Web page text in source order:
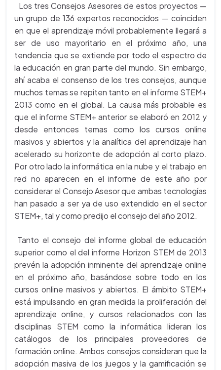
Los tres Consejos Asesores de estos proyectos —
un grupo de 136 expertos reconocidos — coinciden
en que el aprendizaje móvil probablemente llegará a
ser de uso mayoritario en el próximo año, una
tendencia que se extiende por todo el espectro de
la educación en gran parte del mundo. Sin embargo,
ahí acaba el consenso de los tres consejos, aunque
muchos temas se repiten tanto en el informe STEM+
2013 como en el global. La causa más probable es
que el informe STEM+ anterior se elaboró en 2012 y
desde entonces temas como los cursos online
masivos y abiertos y la analítica del aprendizaje han
acelerado su horizonte de adopción al corto plazo.
Por otro lado la informática en la nube y el trabajo en
red no aparecen en el informe de este año por
considerar el Consejo Asesor que ambas tecnologías
han pasado a ser ya de uso extendido en el sector
STEM+, tal y como predijo el consejo del año 2012.
Tanto el consejo del informe global de educación
superior como el del informe Horizon STEM de 2013
prevén la adopción inminente del aprendizaje online
en el próximo año, basándose sobre todo en los
cursos online masivos y abiertos. El ámbito STEM+
está impulsando en gran medida la proliferación del
aprendizaje online, y cursos relacionados con las
disciplinas STEM como la informática lideran los
catálogos de los principales proveedores de
formación online. Ambos consejos consideran que la
adopción masiva de los juegos y la gamificación se